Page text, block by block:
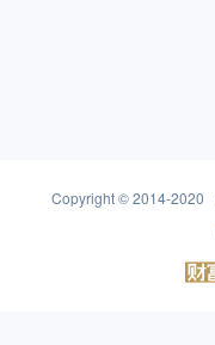
Copyright © 2014-2020